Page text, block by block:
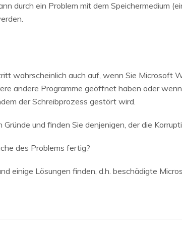
durch ein Problem mit dem Speichermedium
wahrscheinlich auch auf, wenn Sie Microsoft
andere Programme geöffnet haben oder
der Schreibprozess gestört wird.
und finden Sie denjenigen, der die
des Problems fertig?
einige Lösungen finden, d.h. beschädigte